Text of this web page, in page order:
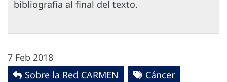
bibliografía al final del texto.
7 Feb 2018
Sobre la Red CARMEN
Cáncer